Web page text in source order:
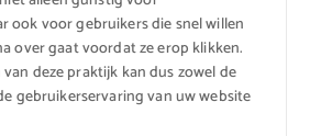
ook voor gebruikers die snel willen
over gaat voordat ze erop klikken.
deze praktijk kan dus zowel de
gebruikerservaring van uw website